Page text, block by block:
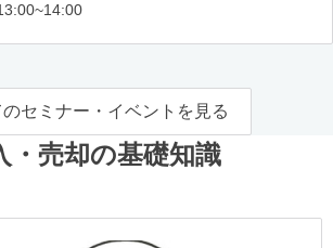
セミナー・イベントを見る
・売却の基礎知識